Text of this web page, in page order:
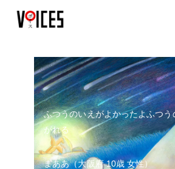
ふつうのいえがよかったよふつう
がれる
まああ（大阪府 10歳 女性）